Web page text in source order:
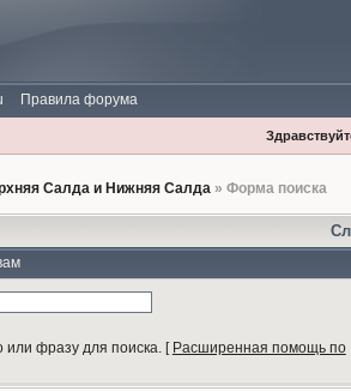
Правила форума
Салда и Нижняя Салда» Форма поиска
или фразу для поиска.[ Расширенная помощь по